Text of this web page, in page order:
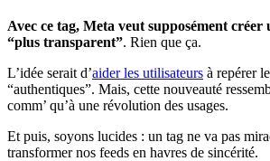
Avec ce tag, Meta veut supposément
“plus transparent”. Rien que ça.
L’idée serait d’aider les utilisateurs à repérer
“authentiques”. Mais, cette nouveauté
comm’ qu’à une révolution des usages.
Et puis, soyons lucides : un tag ne va pas
transformer nos feeds en havres de sincérité.